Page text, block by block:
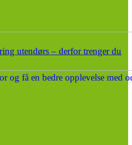
utendørs – derfor trenger du